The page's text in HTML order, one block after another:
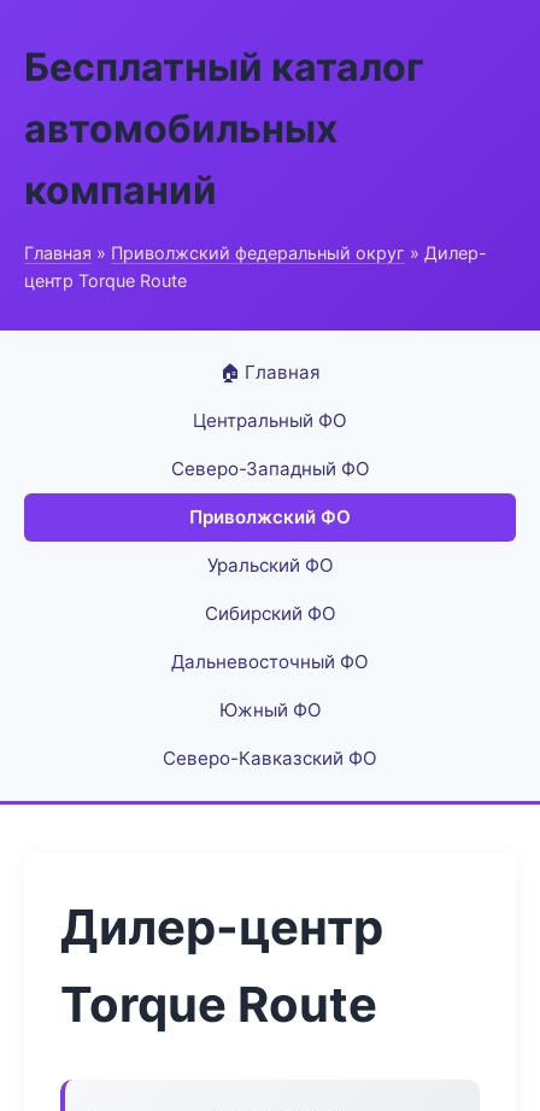
Бесплатный каталог
автомобильных
компаний
Главная » Приволжский федеральный округ » Дилер-
центр Torque Route
🏠 Главная
Центральный ФО
Северо-Западный ФО
Приволжский ФО
Уральский ФО
Сибирский ФО
Дальневосточный ФО
Южный ФО
Северо-Кавказский ФО
Дилер-центр
Torque Route